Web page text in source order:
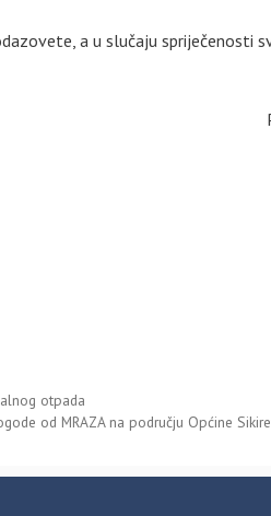
a u slučaju spriječenosti
otpada
od MRAZA na području Općine